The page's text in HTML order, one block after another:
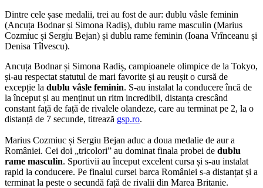
Dintre cele șase medalii, trei au fost de aur: dublu vâsle feminin
(Ancuța Bodnar și Simona Radiș), dublu rame masculin (Marius
Cozmiuc și Sergiu Bejan) și dublu rame feminin (Ioana Vrînceanu și
Denisa Tîlvescu).
Ancuța Bodnar și Simona Radiș, campioanele olimpice de la Tokyo,
și-au respectat statutul de mari favorite și au reușit o cursă de
excepție la dublu vâsle feminin. S-au instalat la conducere încă de
la început și au menținut un ritm incredibil, distanța crescând
constant față de față de rivalele olandeze, care au terminat pe 2, la o
distanță de 7 secunde, titrează gsp.ro.
Marius Cozmiuc și Sergiu Bejan aduc a doua medalie de aur a
României. Cei doi „tricolori” au dominat finala probei de dublu
rame masculin. Sportivii au început excelent cursa și s-au instalat
rapid la conducere. Pe finalul cursei barca României s-a distanțat și a
terminat la peste o secundă față de rivalii din Marea Britanie.